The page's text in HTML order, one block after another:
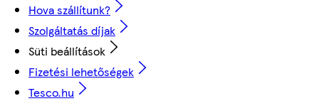
Hova szállítunk?
Szolgáltatás díjak
Süti beállítások
Fizetési lehetőségek
Tesco.hu